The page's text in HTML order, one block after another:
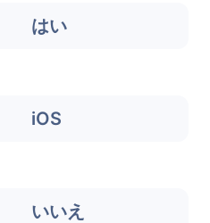
はい
iOS
いいえ